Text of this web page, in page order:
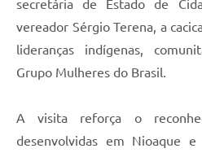
secretária de Estado de
vereador Sérgio Terena, a
lideranças indígenas,
Grupo Mulheres do Brasil.
A visita reforça o
desenvolvidas em Nioaque